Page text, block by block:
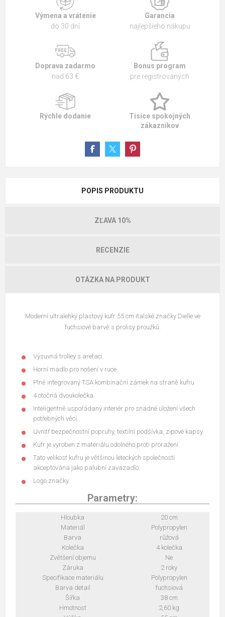
Výmena a vrátenie
do 30 dní
Garancia
najlepšieho nákupu
Doprava zadarmo
nad 63 €
Bonus program
pre registrovaných
Rýchle dodanie
Tisíce spokojných
zákazníkov
POPIS PRODUKTU
ZĽAVA 10%
RECENZIE
OTÁZKA NA PRODUKT
Moderní ultralehký plastový kufr 55 cm italské značky Dielle ve
fuchsiové barvě s prolisy proužků.
Výsuvná trolley s aretací.
Horní madlo pro nošení v ruce.
Plně integrovaný TSA kombinační zámek na straně kufru.
4 otočná dvoukolečka.
Inteligentně uspořádaný interiér pro snadné uložení všech
potřebných věcí.
Uvnitř bezpečnostní popruhy, textilní podšívka, zipové kapsy.
Kufr je vyroben z materiálu odolného proti proražení.
Tato velikost kufru je většinou leteckých společností
akceptována jako palubní zavazadlo.
Logo značky.
Parametry:
Hloubka
20 cm
Materiál
Polypropylen
Barva
růžová
Kolečka
4 kolečka
Zvětšení objemu
Ne
Záruka
2 roky
Specifikace materiálu
Polypropylen
Barva detail
fuchsiová
Šířka
38 cm
Hmotnost
2,60 kg